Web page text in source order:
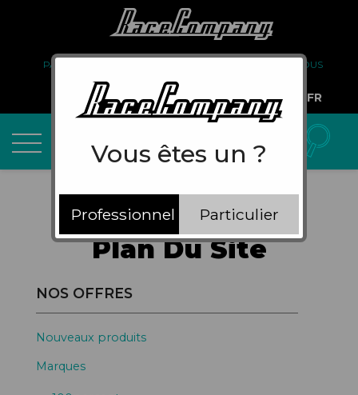
PARTENARIAT
À PROPOS DE NOUS
COMPTE PRO
FR
Plan Du Site
NOS OFFRES
Nouveaux produits
Marques
Vous êtes un ?
Professionnel Particulier